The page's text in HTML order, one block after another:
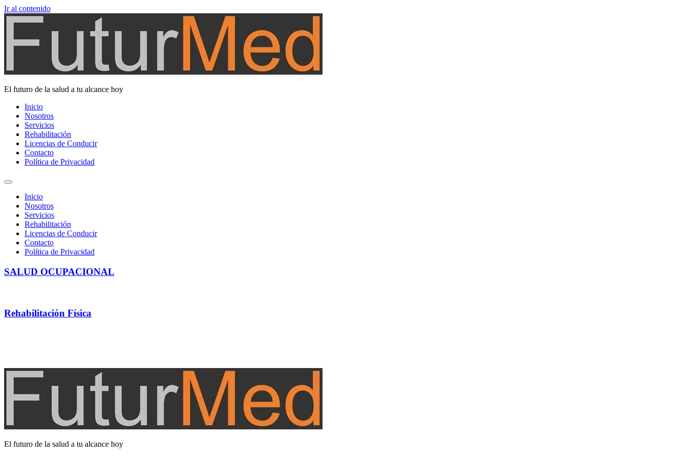
Ir al contenido
El futuro de la salud a tu alcance hoy
Inicio
Nosotros
Servicios
Rehabilitación
Licencias de Conducir
Contacto
Política de Privacidad
Inicio
Nosotros
Servicios
Rehabilitación
Licencias de Conducir
Contacto
Política de Privacidad
SALUD OCUPACIONAL
Rehabilitación Física
El futuro de la salud a tu alcance hoy